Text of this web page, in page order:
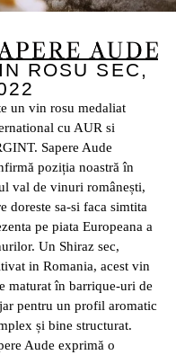
ROSU SEC,
un vin rosu medaliat
cu AUR si
Sapere Aude
poziția noastră în
val de vinuri românești,
doreste sa-si faca simtita
pe piata Europeana a
Un Shiraz sec,
in Romania, acest vin
maturat în barrique-uri de
pentru un profil aromatic
și bine structurat.
Aude exprimă o